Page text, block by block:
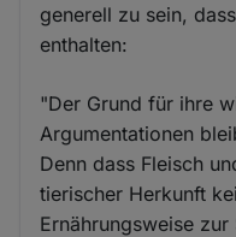
generell zu sein,
enthalten:
"Der Grund für ihre
Argumentationen
Denn dass Fleisch
tierischer Herkunft
Ernährungsweise